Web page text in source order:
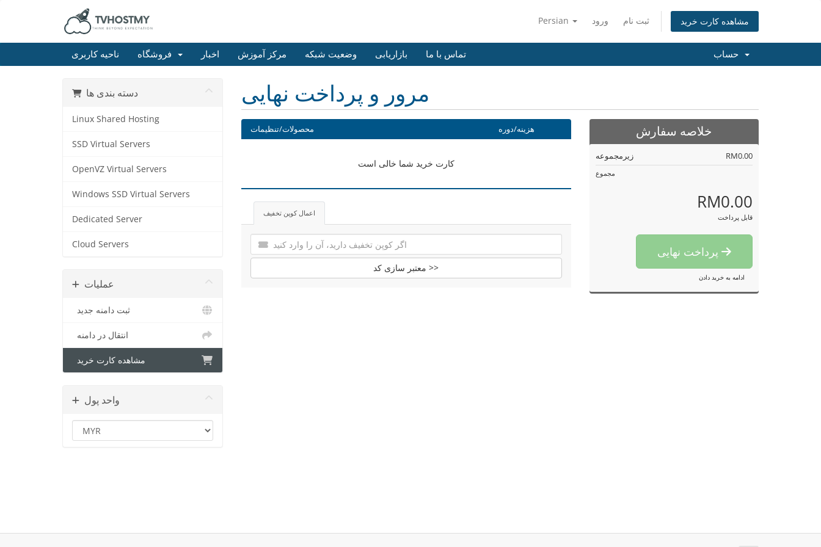
Persian ورود ثبت نام مشاهده کارت خرید
ناحیه کاربری اخبار مرکز آموزش وضعیت شبکه بازاریابی تماس با ما
دسته بندی ها
Linux Shared Hosting
SSD Virtual Servers
OpenVZ Virtual Servers
Windows SSD Virtual Servers
Dedicated Server
Cloud Servers
عملیات
ثبت دامنه جدید
انتقال در دامنه
مشاهده کارت خرید
واحد پول
مرور و پرداخت نهایی
محصولات/تنظیمات هزینه/دوره
کارت خرید شما خالی است
اعمال کوپن تخفیف
معتبر سازی کد >>
خلاصه سفارش
زیرمجموعه RM0.00
مجموع
RM0.00
قابل پرداخت
ادامه به خرید دادن